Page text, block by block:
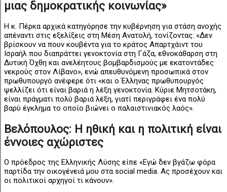
μιας δημοκρατικής κοινωνίας»
Η κ. Πέρκα αρχικά κατηγόρησε την κυβέρνηση για στάση ανοχής
απέναντι στις εξελίξεις στη Μέση Ανατολή, τονίζοντας: «Δεν
βρίσκουν να πουν κουβέντα για το κράτος Απαρτχάιντ του
Ισραήλ που διαπράττει γενοκτονία στη Γάζα, εθνοκάθαρση στη
Δυτική Όχθη και ανελέητους βομβαρδισμούς με εκατοντάδες
νεκρούς στον Λίβανο», ενώ απευθυνόμενη προσωπικά στον
πρωθυπουργό ανέφερε ότι «και ο Έλληνας πρωθυπουργός
ψελλίζει ότι είναι βαριά η λέξη γενοκτονία. Κύριε Μητσοτάκη,
είναι πράγματι πολύ βαριά λέξη, γιατί περιγράφει ένα πολύ
βαρύ έγκλημα το οποίο βιώνει ο παλαιστινιακός λαός».
Βελόπουλος: Η ηθική και η πολιτική είναι
έννοιες αχώριστες
Ο πρόεδρος της Ελληνικής Λύσης είπε «Εγώ δεν βγάζω φόρα
παρτίδα την οικογένειά μου στα social media. Ας προσέχουν και
οι πολιτικοί αρχηγοί τι κάνουν».